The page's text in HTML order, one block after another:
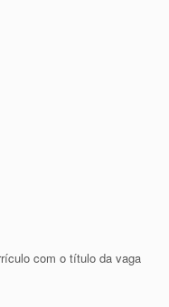
com o título da vaga